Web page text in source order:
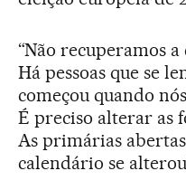
“Não recuperamos
Há pessoas que se
começou quando
É preciso alterar as
As primárias
calendário se